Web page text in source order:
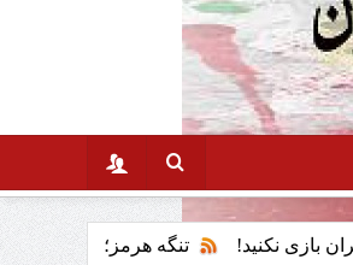
تنگه هرمز؛ ابزار پان‌اسلامیسم و